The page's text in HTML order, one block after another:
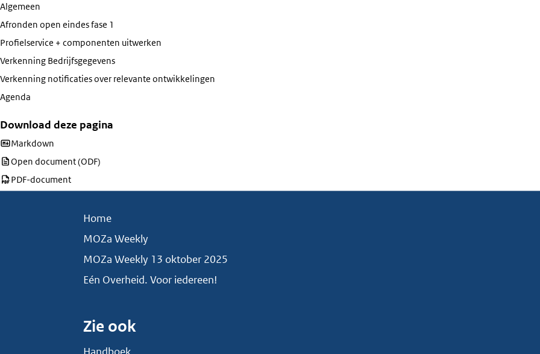
Algemeen
Afronden open eindes fase 1
Profielservice + componenten uitwerken
Verkenning Bedrijfsgegevens
Verkenning notificaties over relevante ontwikkelingen
Agenda
Download deze pagina
Download deze pagina als
Markdown
Download deze pagina als
Open document (ODF)
Download deze pagina als
PDF-document
Home
MOZa Weekly
MOZa Weekly 13 oktober 2025
Eén Overheid. Voor iedereen!
Zie ook